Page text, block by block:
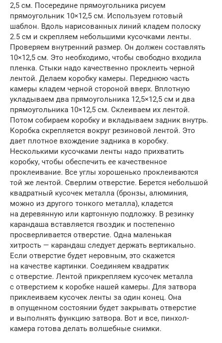
2,5 см. Посередине прямоугольника рисуем
прямоугольник 10×12,5 см. Используем готовый
шаблон. Вдоль нарисованных линий кладем полоску
2.5 см и скрепляем небольшими кусочками ленты.
Проверяем внутренний размер. Он должен составлять
10×12,5 см. Это необходимо, чтобы свободно входила
пленка. Стыки надо качественно проклеить черной
лентой. Делаем коробку камеры. Переднюю часть
камеры кладем черной стороной вверх. Вплотную
укладываем два прямоугольника 12,5×12,5 см и два
прямоугольника 10×12,5 см. Склеиваем их лентой.
Потом собираем коробку и вкладываем задник внутрь.
Коробка скрепляется вокруг резиновой лентой. Это
дает плотное вхождение задника в коробку.
Несколькими кусочками ленты надо прихватить
коробку, чтобы обеспечить ее качественное
проклеивание. Все углы хорошенько проклеиваются
той же лентой. Сверлим отверстие. Берется небольшой
квадратный кусочек металла (бронзы, алюминия,
можно из другого тонкого металла), кладется
на деревянную или картонную подложку. В резинку
карандаша вставляется гвоздик и постепенно
просверливается отверстие. Одна маленькая
хитрость — карандаш следует держать вертикально.
Если отверстие будет неровным, это скажется
на качестве картинки. Соединяем квадратик
с отверстие. Лентой прикрепляем кусочек металла
с отверстием к коробке нашей камеры. Для затвора
приклеиваем кусочек ленты за один конец. Она
в опущенном состоянии будет закрывать отверстие
и выполнять функцию затвора. Вот и все, пинхол-
камера готова делать волшебные снимки.